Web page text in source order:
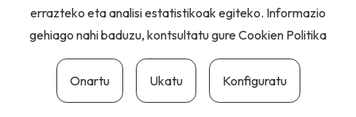
errazteko eta analisi estatistikoak egiteko. Informazio
gehiago nahi baduzu, kontsultatu gureCookien Politika
Onartu Ukatu Konfiguratu